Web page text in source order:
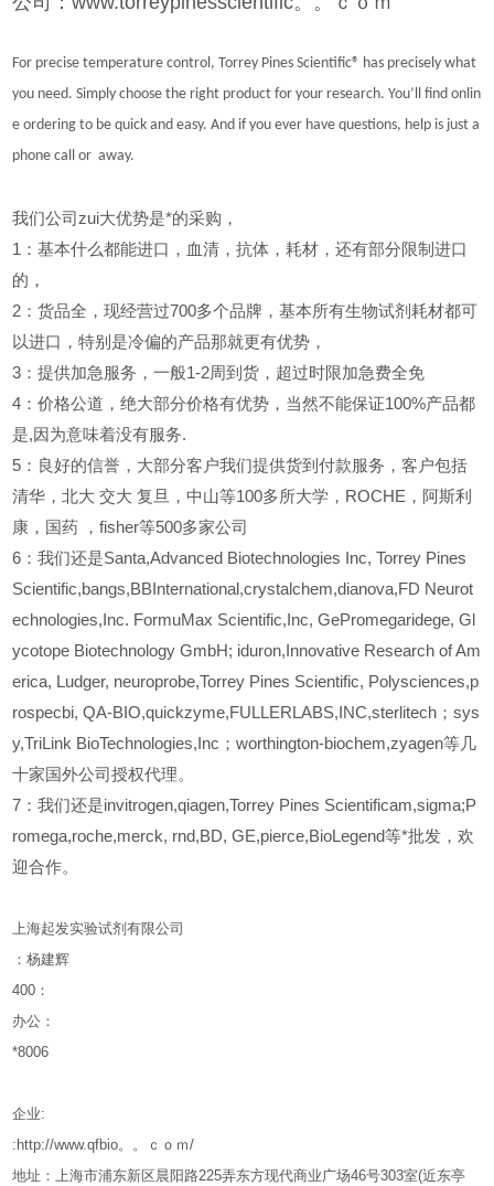
For precise temperature control, Torrey Pines Scientific® has precisely what
you need. Simply choose the right product for your research. You’ll find onlin
e ordering to be quick and easy. And if you ever have questions, help is just a
phone call or away.
我们公司zui大优势是*的采购，
1
：基本什么都能进口，血清，抗体，耗材，还有部分限制进口
的，
2 ：货品全，现经营过700多个品牌，基本所有生物试剂耗材都可
以进口，特别是冷偏的产品那就更有优势，
3 ：提供加急服务，一般1-2周到货，超过时限加急费全免
4 ：价格公道，绝大部分价格有优势，当然不能保证100%产品都
是,因为意味着没有服务.
5 ：良好的信誉，大部分客户我们提供货到付款服务，客户包括
清华，北大 交大 复旦，中山等100多所大学，ROCHE，阿斯利
康，国药
，fisher等500多家公司
6 ：我们还是Santa,Advanced Biotechnologies Inc, Torrey Pines
Scientific,bangs,BBInternational,crystalchem,dianova,FD Neurot
echnologies,Inc. FormuMax Scientific,Inc, GePromegaridege, Gl
ycotope Biotechnology GmbH; iduron,Innovative Research of Am
erica, Ludger, neuroprobe,Torrey Pines Scientific, Polysciences,p
rospecbi, QA-BIO,quickzyme,FULLERLABS,INC,sterlitech；sys
y,TriLink BioTechnologies,Inc；worthington-biochem,zyagen等几
十家国外公司授权代理。
7：我们还是invitrogen,qiagen,Torrey Pines Scientificam,sigma;P
romega,roche,merck, rnd,BD, GE,pierce,BioLegend等*批发，欢
迎合作。
上海起发实验试剂有限公司
：杨建辉
400 ：
办公：
*8006
企业:
:http://www.qfbio。。ｃｏｍ/
地址：上海市浦东新区晨阳路225弄东方现代商业广场46号303室(近东亭